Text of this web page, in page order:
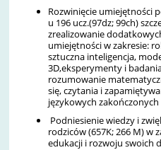
Rozwinięcie umiejętności
u 196 ucz.(97dz; 99ch)
zrealizowanie
umiejętności w zakresie:
sztuczna inteligencja,
3D,eksperymenty i
rozumowanie
się, czytania i
językowych
Podniesienie wiedzy i
rodziców (657K; 266 M) w
edukacji i rozwoju swoich